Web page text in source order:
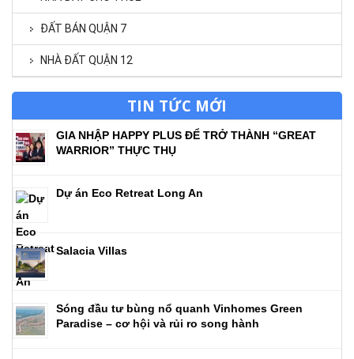
ĐẤT BÁN QUẬN 7
NHÀ ĐẤT QUẬN 12
TIN TỨC MỚI
GIA NHẬP HAPPY PLUS ĐỂ TRỞ THÀNH “GREAT
WARRIOR” THỰC THỤ
Dự án Eco Retreat Long An
Salacia Villas
Sóng đầu tư bùng nổ quanh Vinhomes Green
Paradise – cơ hội và rủi ro song hành